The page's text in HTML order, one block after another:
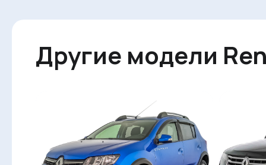
Другие модели